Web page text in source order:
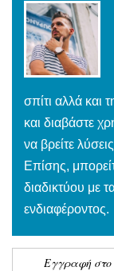
σπίτι αλλά και
και διαβάστε
να βρείτε
Επίσης,
διαδικτύου με
ενδιαφέροντος.
Εγγραφή στο